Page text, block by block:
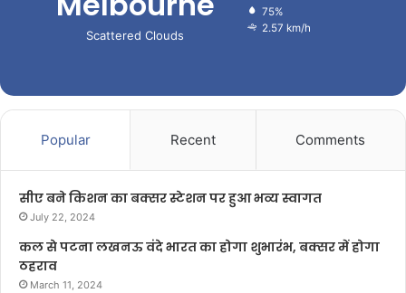
Scattered Clouds
75%
2.57 km/h
Popular Recent Comments
सीए बने किशन का बक्सर स्टेशन पर हुआ भव्य स्वागत
July 22, 2024
कल से पटना लखनऊ वंदे भारत का होगा शुभारंभ, बक्सर में होगा
ठहराव
March 11, 2024